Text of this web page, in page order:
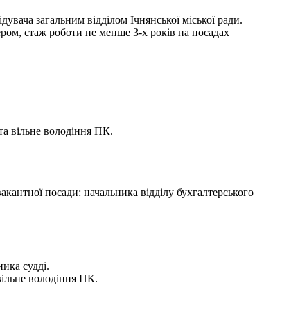
загальним відділом Ічнянської міської ради.
стаж роботи не менше 3-х років на посадах
вільне володіння ПК.
посади: начальника відділу бухгалтерського
судді.
володіння ПК.